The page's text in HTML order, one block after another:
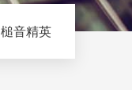
槌音精英